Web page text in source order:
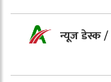
न्यूज डेस्क/